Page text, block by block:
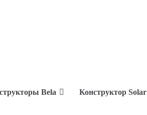
Bela Конструктор Solar